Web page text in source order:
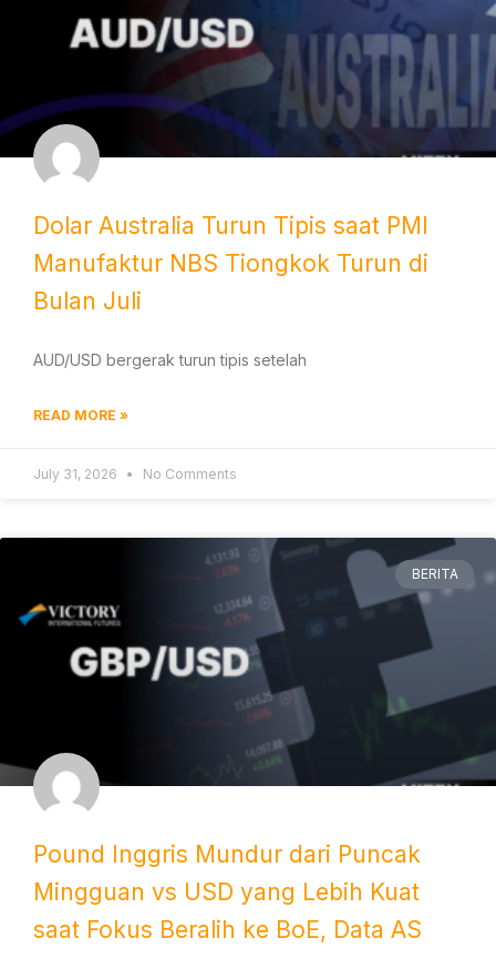
Dolar Australia Turun Tipis saat PMI
Manufaktur NBS Tiongkok Turun di
Bulan Juli
AUD/USD bergerak turun tipis setelah
READ MORE »
July 31, 2026 No Comments
BERITA
Pound Inggris Mundur dari Puncak
Mingguan vs USD yang Lebih Kuat
saat Fokus Beralih ke BoE, Data AS